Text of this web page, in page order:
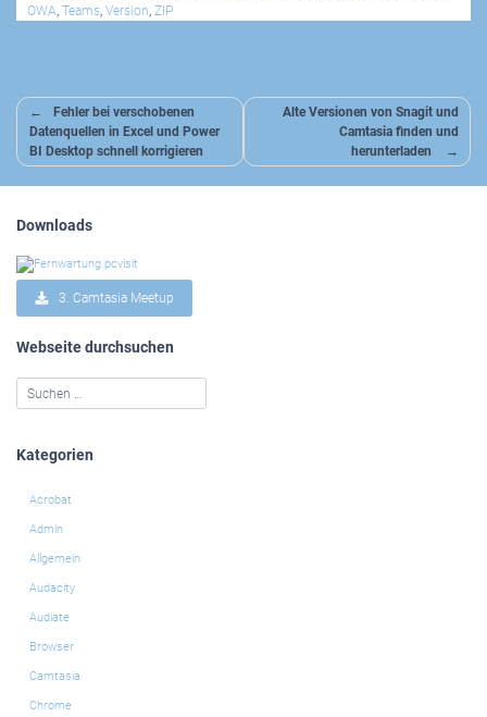
OWA, Teams, Version, ZIP
Beitragsnavigation
Fehler bei verschobenen
Datenquellen in Excel und Power
BI Desktop schnell korrigieren
Alte Versionen von Snagit und
Camtasia finden und
herunterladen
Downloads
3. Camtasia Meetup
Webseite durchsuchen
Kategorien
Acrobat
Admin
Allgemein
Audacity
Audiate
Browser
Camtasia
Chrome